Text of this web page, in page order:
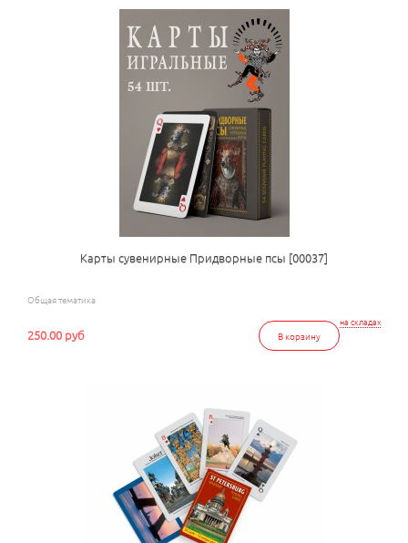
Карты сувенирные Придворные псы [00037]
Общая тематика
на складах
В корзину
250.00 руб